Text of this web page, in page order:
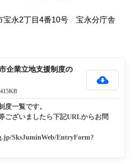
永2丁目4番10号 宝永分庁舎
企業立地支援制度の
415KB
度一覧です。
ございましたら下記URLからお問
SksJuminWeb/EntryForm?